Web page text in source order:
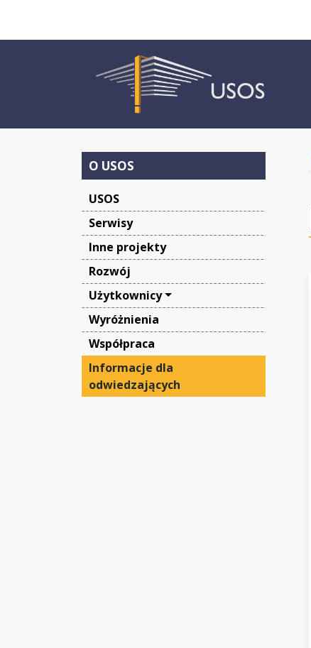
O USOS
USOS
Serwisy
Inne projekty
Rozwój
Użytkownicy
Wyróżnienia
Współpraca
Informacje dla
odwiedzających